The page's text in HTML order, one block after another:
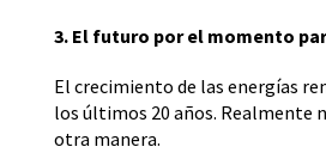
3. El futuro por el momento
El crecimiento de las energías
los últimos 20 años. Realmente
otra manera.